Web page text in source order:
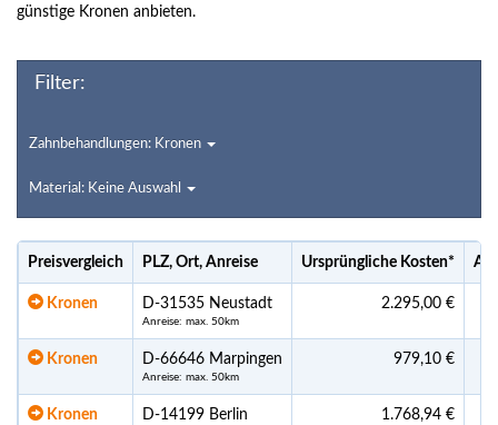
günstige Kronen anbieten.
Filter:
Zahnbehandlungen: Kronen
Material: Keine Auswahl
Preisvergleich PLZ, Ort, Anreise Ursprüngliche Kosten*
Kronen D-31535 Neustadt
Anreise: max. 50km
2.295,00 €
Kronen D-66646 Marpingen
Anreise: max. 50km
979,10 €
Kronen D-14199 Berlin 1.768,94 €